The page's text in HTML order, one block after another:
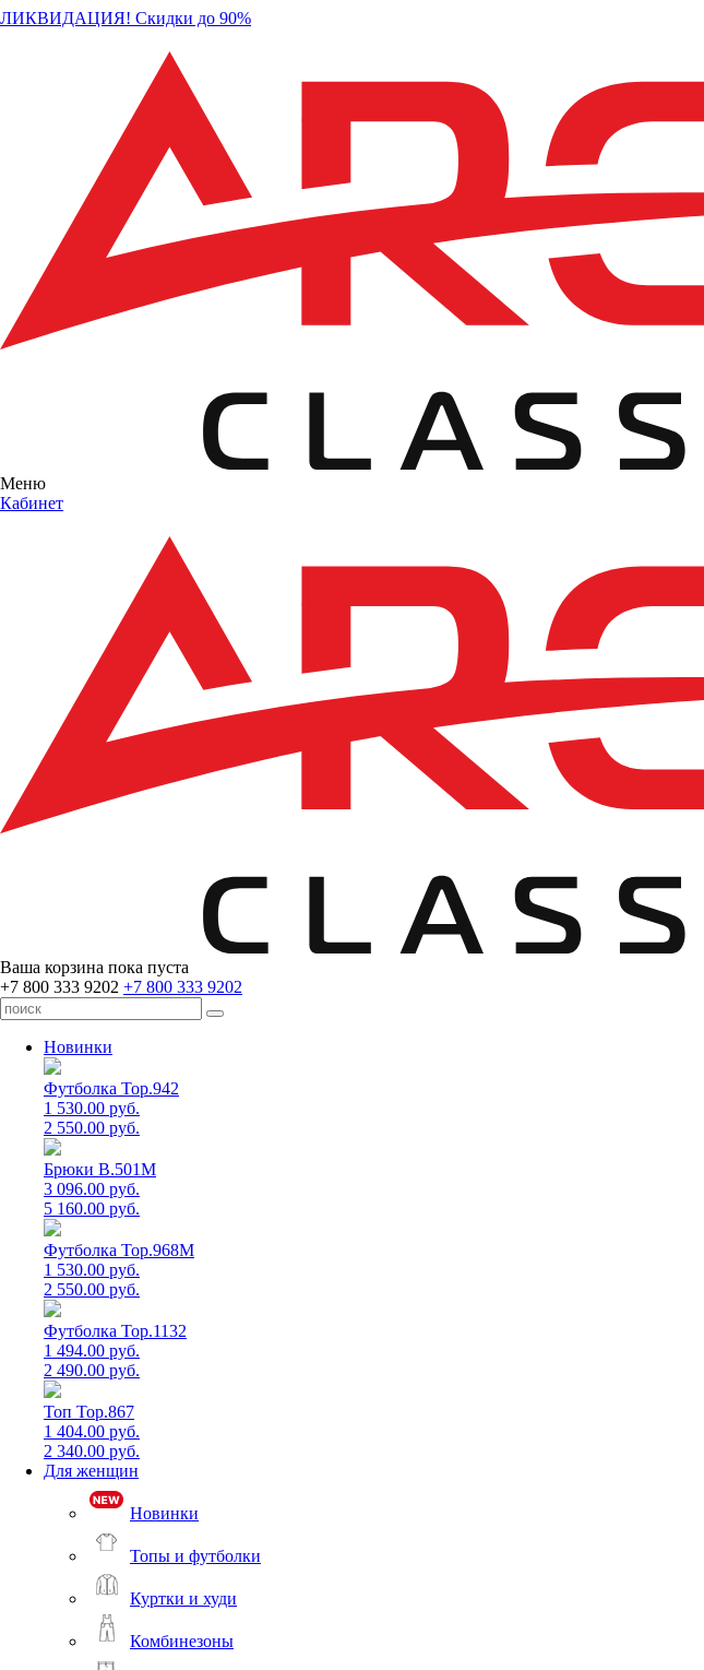
ЛИКВИДАЦИЯ! Скидки до 90%
Меню
Кабинет
Ваша корзина пока пуста
+7 800 333 9202 +7 800 333 9202
Новинки
Футболка Top.942
1 530.00 руб.
2 550.00 руб.
Брюки B.501M
3 096.00 руб.
5 160.00 руб.
Футболка Top.968M
1 530.00 руб.
2 550.00 руб.
Футболка Top.1132
1 494.00 руб.
2 490.00 руб.
Топ Top.867
1 404.00 руб.
2 340.00 руб.
Для женщин
Новинки
Топы и футболки
Куртки и худи
Комбинезоны